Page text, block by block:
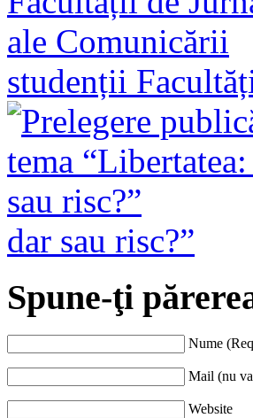
studenții
dar sau risc?”
Spune-ţi
Nume
Mail (nu
Website